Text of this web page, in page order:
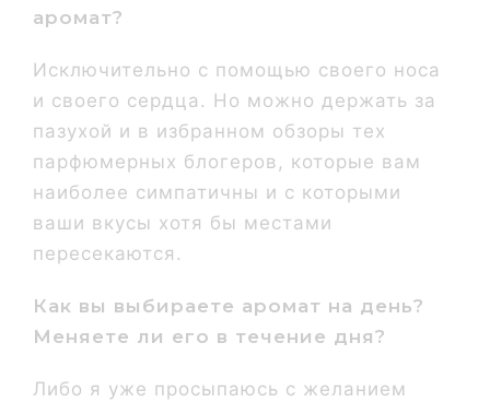
аромат?
Исключительно с помощью своего носа
и своего сердца. Но можно держать за
пазухой и в избранном обзоры тех
парфюмерных блогеров, которые вам
наиболее симпатичны и с которыми
ваши вкусы хотя бы местами
пересекаются.
Как вы выбираете аромат на день?
Меняете ли его в течение дня?
Либо я уже просыпаюсь с желанием